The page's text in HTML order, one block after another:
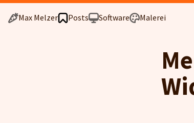
Max Melzer Posts Software Malerei